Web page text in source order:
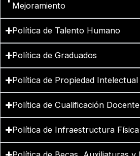
Mejoramiento
Política de Talento Humano
Política de Graduados
Política de Propiedad Intelectual
Política de Cualificación Docente
Política de Infraestructura